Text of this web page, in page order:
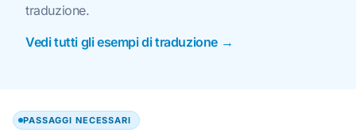
traduzione.
Vedi tutti gli esempi di traduzione →
PASSAGGI NECESSARI